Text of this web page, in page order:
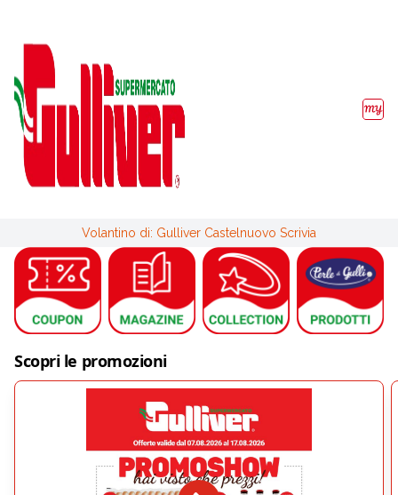
Volantino di: Gulliver Castelnuovo Scrivia
Scopri le promozioni